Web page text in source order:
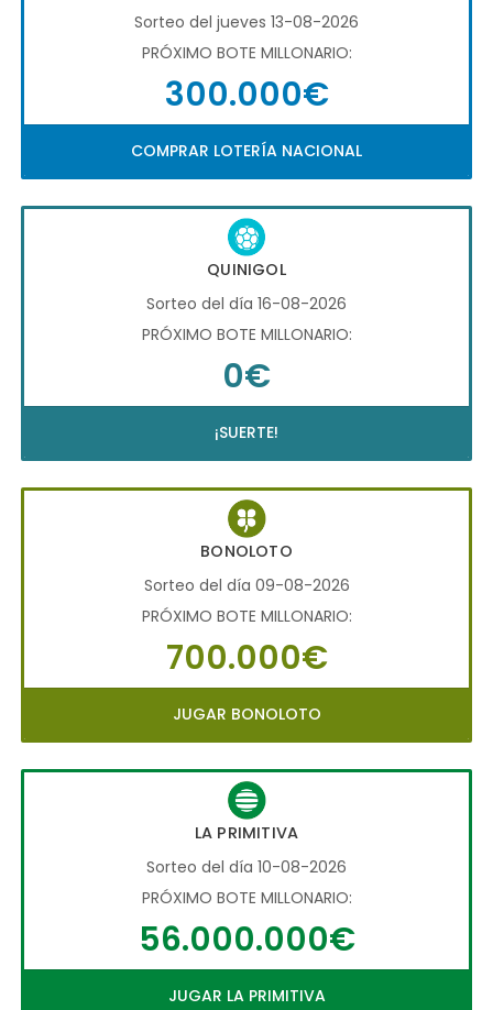
Sorteo del jueves 13-08-2026
PRÓXIMO BOTE MILLONARIO:
300.000€
COMPRAR LOTERÍA NACIONAL
QUINIGOL
Sorteo del día 16-08-2026
PRÓXIMO BOTE MILLONARIO:
0€
¡SUERTE!
BONOLOTO
Sorteo del día 09-08-2026
PRÓXIMO BOTE MILLONARIO:
700.000€
JUGAR BONOLOTO
LA PRIMITIVA
Sorteo del día 10-08-2026
PRÓXIMO BOTE MILLONARIO:
56.000.000€
JUGAR LA PRIMITIVA